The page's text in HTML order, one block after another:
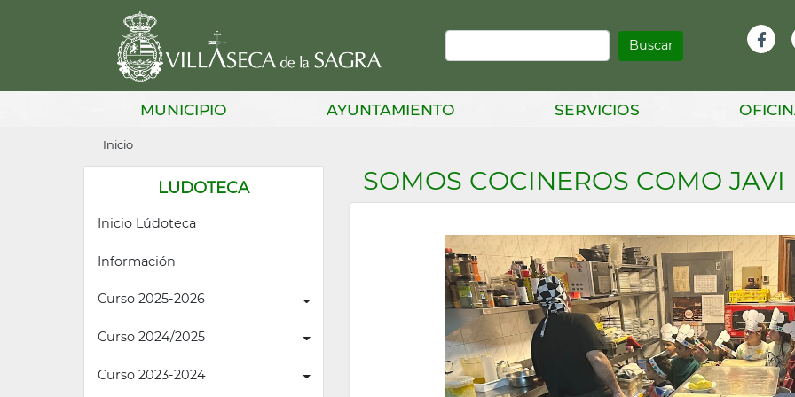
Buscar
MUNICIPIO AYUNTAMIENTO SERVICIOS
Sobrescribir
enlaces
ayuda
a
la
navegación
Inicio
LUDOTECA
Inicio Lúdoteca
Información
Curso 2025-2026
Curso 2024/2025
Curso 2023-2024
SOMOS COCINEROS COMO JAVI